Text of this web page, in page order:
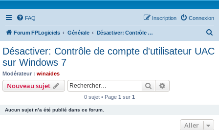
FAQ Connexion
Inscription
Forum FPLogiciels Générale Désactiver: Contrôle de compte d'utilisateur UAC sur Windows 7
c
Désactiver: Contrôle de compte d'utilisateur UAC
sur Windows 7
Modérateur : winaides
Nouveau sujet Rechercher
0 sujet • Page 1 sur 1
Aucun sujet n’a été publié dans ce forum.
Aller